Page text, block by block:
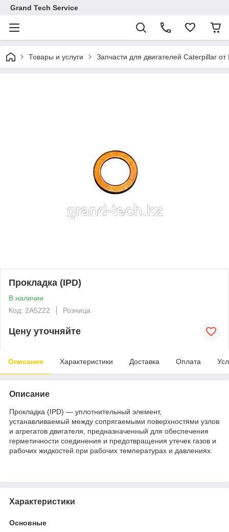
Grand Tech Service
Товары и услуги Запчасти для двигателей Caterpillar от
Прокладка (IPD)
В наличии
Код: 2A5222
Розница
Цену уточняйте
Описание Характеристики Доставка Оплата
Описание
Прокладка (IPD) — уплотнительный элемент,
устанавливаемый между сопрягаемыми поверхностями узлов
и агрегатов двигателя, предназначенный для обеспечения
герметичности соединения и предотвращения утечек газов и
рабочих жидкостей при рабочих температурах и давлениях.
Характеристики
Основные